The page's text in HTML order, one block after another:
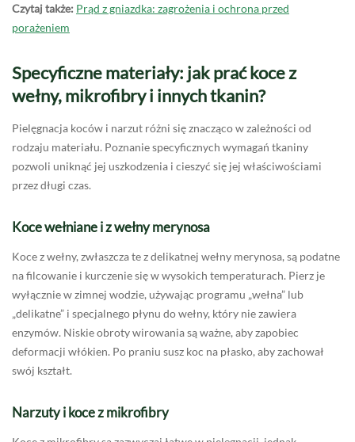
Czytaj także: Prąd z gniazdka: zagrożenia i ochrona przed
porażeniem
Specyficzne materiały: jak prać koce z
wełny, mikrofibry i innych tkanin?
Pielęgnacja koców i narzut różni się znacząco w zależności od
rodzaju materiału. Poznanie specyficznych wymagań tkaniny
pozwoli uniknąć jej uszkodzenia i cieszyć się jej właściwościami
przez długi czas.
Koce wełniane i z wełny merynosa
Koce z wełny, zwłaszcza te z delikatnej wełny merynosa, są podatne
na filcowanie i kurczenie się w wysokich temperaturach. Pierz je
wyłącznie w zimnej wodzie, używając programu „wełna” lub
„delikatne” i specjalnego płynu do wełny, który nie zawiera
enzymów. Niskie obroty wirowania są ważne, aby zapobiec
deformacji włókien. Po praniu susz koc na płasko, aby zachował
swój kształt.
Narzuty i koce z mikrofibry